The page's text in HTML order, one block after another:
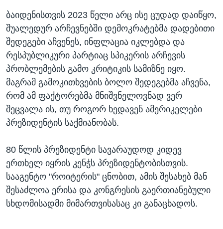
ბაიდენისთვის 2023 წელი არც ისე ცუდად დაიწყო,
შუალედურ არჩევნებში დემოკრატებმა დადებითი
შედეგები აჩვენეს, ინფლაცია იკლებდა და
რესპუბლიკური პარტიაც სპიკერის არჩევის
პრობლემების გამო კრიტიკის სამიზნე იყო.
მაგრამ გამოკითხვების ბოლო შედეგებმა აჩვენა,
რომ ამ ფაქტორებმა მნიშვნელოვნად ვერ
შეცვალა ის, თუ როგორ ხედავენ ამერიკელები
პრეზიდენტის საქმიანობას.
80 წლის პრეზიდენტი სავარაუდოდ კიდევ
ერთხელ იყრის კენჭს პრეზიდენტობისთვის.
სააგენტო "როიტერის" ცნობით, ამის შესახებ მან
შესაძლოა ერისა და კონგრესის გაერთიანებული
სხდომისადმი მიმართვისასაც კი განაცხადოს.